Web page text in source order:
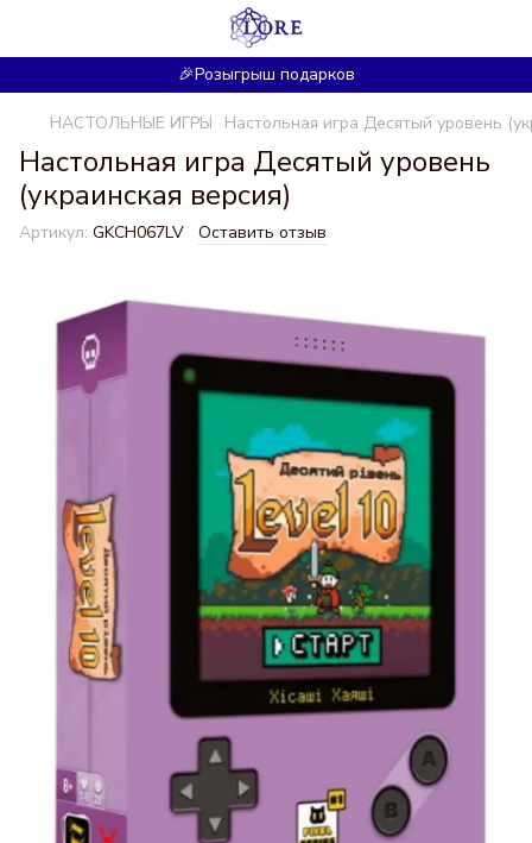
🎉Розыгрыш подарков
НАСТОЛЬНЫЕ ИГРЫ Настольная игра Десятый уровень
Настольная игра Десятый уровень
(украинская версия)
Артикул: GKCH067LV Оставить отзыв